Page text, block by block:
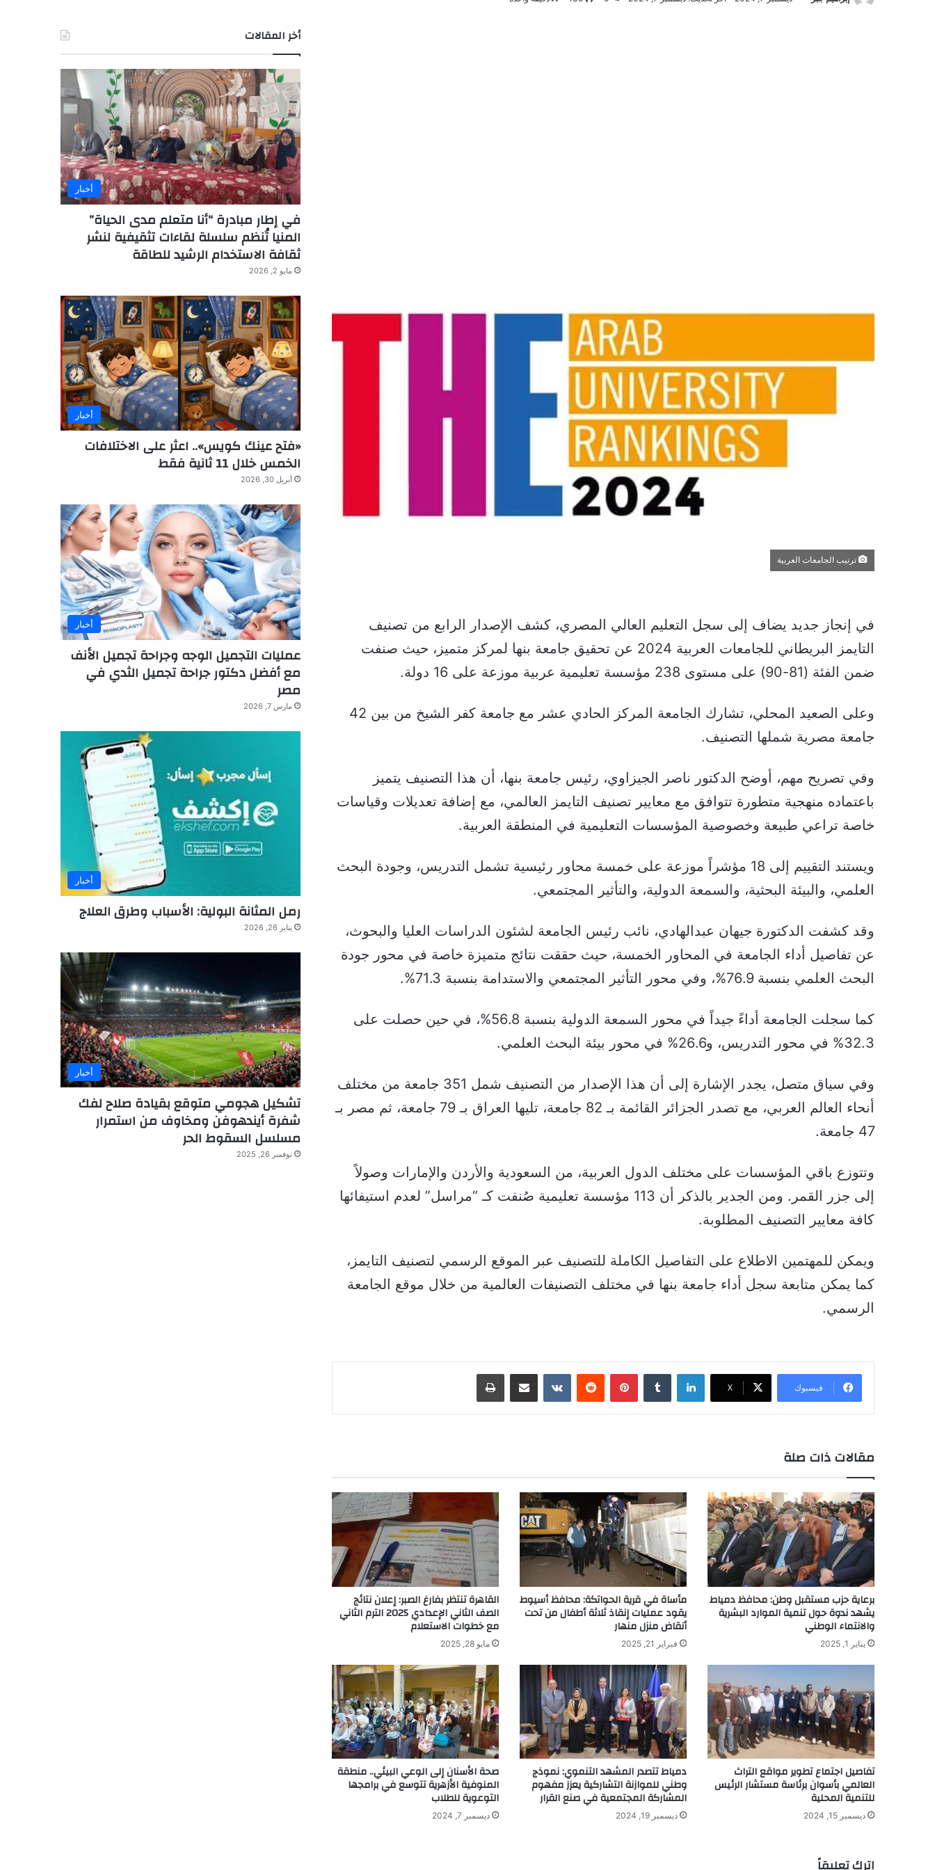
ترتيب الجامعات العربية
في إنجاز جديد يضاف إلى سجل التعليم العالي المصري، كشف الإصدار الرابع من تصنيف
التايمز البريطاني للجامعات العربية 2024 عن تحقيق جامعة بنها لمركز متميز، حيث صنفت
ضمن الفئة (81-90) على مستوى 238 مؤسسة تعليمية عربية موزعة على 16 دولة.
وعلى الصعيد المحلي، تشارك الجامعة المركز الحادي عشر مع جامعة كفر الشيخ من بين 42
جامعة مصرية شملها التصنيف.
وفي تصريح مهم، أوضح الدكتور ناصر الجيزاوي، رئيس جامعة بنها، أن هذا التصنيف يتميز
باعتماده منهجية متطورة تتوافق مع معايير تصنيف التايمز العالمي، مع إضافة تعديلات وقياسات
خاصة تراعي طبيعة وخصوصية المؤسسات التعليمية في المنطقة العربية.
ويستند التقييم إلى 18 مؤشراً موزعة على خمسة محاور رئيسية تشمل التدريس، وجودة البحث
العلمي، والبيئة البحثية، والسمعة الدولية، والتأثير المجتمعي.
وقد كشفت الدكتورة جيهان عبدالهادي، نائب رئيس الجامعة لشئون الدراسات العليا والبحوث،
عن تفاصيل أداء الجامعة في المحاور الخمسة، حيث حققت نتائج متميزة خاصة في محور جودة
البحث العلمي بنسبة 76.9%، وفي محور التأثير المجتمعي والاستدامة بنسبة 71.3%.
كما سجلت الجامعة أداءً جيداً في محور السمعة الدولية بنسبة 56.8%، في حين حصلت على
32.3% في محور التدريس، و26.6% في محور بيئة البحث العلمي.
وفي سياق متصل، يجدر الإشارة إلى أن هذا الإصدار من التصنيف شمل 351 جامعة من مختلف
أنحاء العالم العربي، مع تصدر الجزائر القائمة بـ 82 جامعة، تليها العراق بـ 79 جامعة، ثم مصر بـ
47 جامعة.
وتتوزع باقي المؤسسات على مختلف الدول العربية، من السعودية والأردن والإمارات وصولاً
إلى جزر القمر. ومن الجدير بالذكر أن 113 مؤسسة تعليمية صُنفت كـ “مراسل” لعدم استيفائها
كافة معايير التصنيف المطلوبة.
ويمكن للمهتمين الاطلاع على التفاصيل الكاملة للتصنيف عبر الموقع الرسمي لتصنيف التايمز،
كما يمكن متابعة سجل أداء جامعة بنها في مختلف التصنيفات العالمية من خلال موقع الجامعة
الرسمي.
فيسبوك ‫X
لينكدإن بينتيريست
مقالات ذات صلة
برعاية حزب مستقبل وطن: محافظ دمياط
يشهد ندوة حول تنمية الموارد البشرية
والانتماء الوطني
يناير 1, 2025
مأساة في قرية الحواتكة: محافظ أسيوط
يقود عمليات إنقاذ ثلاثة أطفال من تحت
أنقاض منزل منهار
فبراير 21, 2025
القاهرة تنتظر بفارغ الصبر: إعلان نتائج
الصف الثاني الإعدادي 2025 الترم الثاني
مع خطوات الاستعلام
مايو 28, 2025
تفاصيل اجتماع تطوير مواقع التراث
العالمي بأسوان برئاسة مستشار الرئيس
للتنمية المحلية
ديسمبر 15, 2024
دمياط تتصدر المشهد التنموي: نموذج
وطني للموازنة التشاركية يعزز مفهوم
المشاركة المجتمعية في صنع القرار
ديسمبر 19, 2024
صحة الأسنان إلى الوعي البيئي.. منطقة
المنوفية الأزهرية تتوسع في برامجها
التوعوية للطلاب
ديسمبر 7, 2024
اترك تعليقاً
أخر المقالات
أخبار
في إطار مبادرة “أنا متعلم مدى الحياة”
المنيا تُنظم سلسلة لقاءات تثقيفية لنشر
ثقافة الاستخدام الرشيد للطاقة
مايو 2, 2026
أخبار
«فتح عينك كويس».. اعثر على الاختلافات
الخمس خلال 11 ثانية فقط
أبريل 30, 2026
أخبار
عمليات التجميل الوجه وجراحة تجميل الأنف
مع أفضل دكتور جراحة تجميل الثدي في
مصر
مارس 7, 2026
أخبار
رمل المثانة البولية: الأسباب وطرق العلاج
يناير 26, 2026
أخبار
تشكيل هجومي متوقع بقيادة صلاح لفك
شفرة أيندهوفن ومخاوف من استمرار
مسلسل السقوط الحر
نوفمبر 26, 2025